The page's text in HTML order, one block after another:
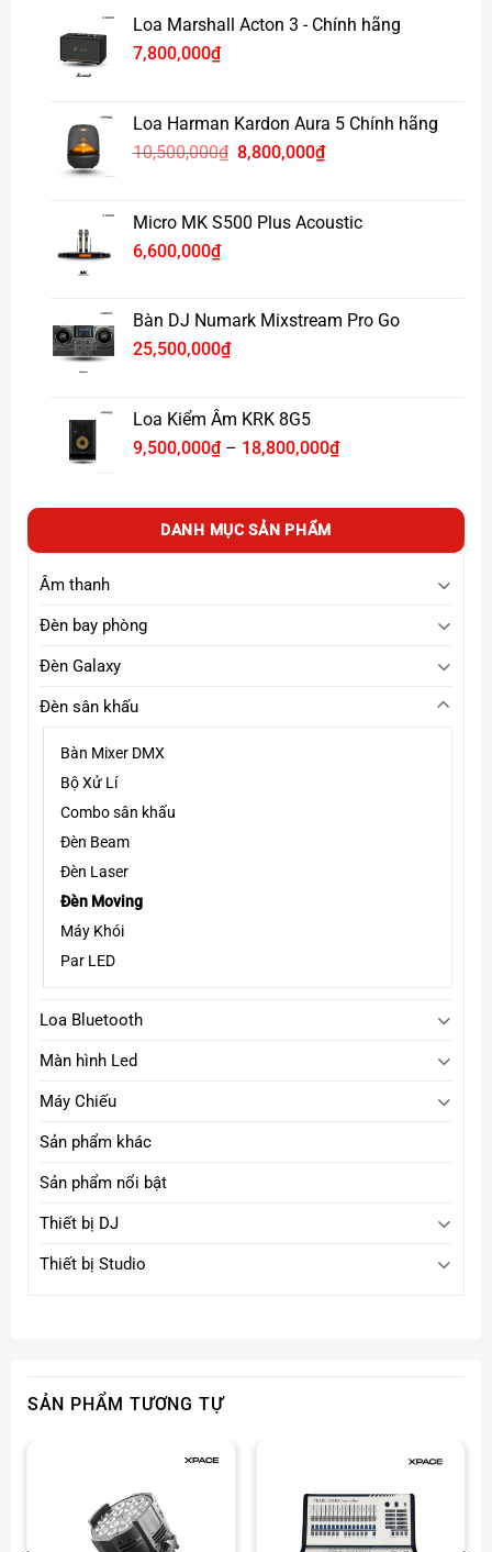
Màu sắc ánh sáng
Với những hiệu ứng ánh sáng mạnh mẽ đẹp mắt cùng
chế độ chạy thông minh vậy cho nên đèn rất được ưa
chuộng dùng cho không gian phòng hát, bar mini….
Loa Marshall Acton 3 - Chính hãng
7,800,000₫
Loa Harman Kardon Aura 5 Chính hãng
10,500,000₫ Giá
10,500,000₫.
8,800,000₫Giá
là:
Micro MK S500 Plus Acoustic
6,600,000₫
Bàn DJ Numark Mixstream Pro Go
25,500,000₫
Loa Kiểm Âm KRK 8G5
9,500,000₫ – 18,800,000₫Khoảng
DANH MỤC SẢN PHẨM
Âm thanh
Đèn bay phòng
Đèn Galaxy
Đèn sân khấu
Bàn Mixer DMX
Bộ Xử Lí
Combo sân khấu
Đèn Beam
Đèn Laser
Đèn Moving
Máy Khói
Par LED
Loa Bluetooth
Màn hình Led
Máy Chiếu
Sản phẩm khác
Sản phẩm nổi bật
Thiết bị DJ
Thiết bị Studio
SẢN PHẨM TƯƠNG TỰ